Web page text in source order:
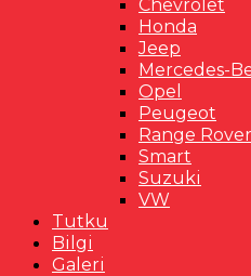
Chevrolet
Honda
Jeep
Mercedes-
Opel
Peugeot
Range Rover
Smart
Suzuki
VW
Tutku
Bilgi
Galeri